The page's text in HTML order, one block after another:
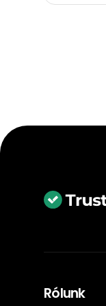
Rólunk